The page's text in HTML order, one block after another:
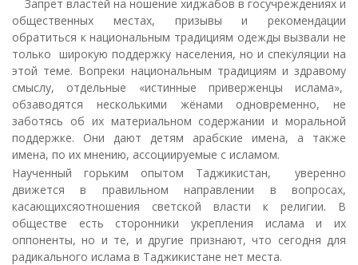
Запрет властей на ношение хиджабов в госучреждениях и
общественных местах, призывы и рекомендации
обратиться к национальным традициям одежды вызвали не
только широкую поддержку населения, но и спекуляции на
этой теме. Вопреки национальным традициям и здравому
смыслу, отдельные «истинные приверженцы ислама»,
обзаводятся несколькими жёнами одновременно, не
заботясь об их материальном содержании и моральной
поддержке. Они дают детям арабские имена, а также
имена, по их мнению, ассоциируемые с исламом.
Наученный горьким опытом Таджикистан, уверенно
движется в правильном направлении в вопросах,
касающихсяотношения светской власти к религии. В
обществе есть сторонники укрепления ислама и их
оппоненты, но и те, и другие признают, что сегодня для
радикального ислама в Таджикистане нет места.